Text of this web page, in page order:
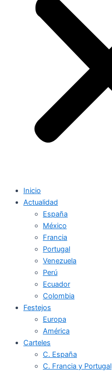
Inicio
Actualidad
España
México
Francia
Portugal
Venezuela
Perú
Ecuador
Colombia
Festejos
Europa
América
Carteles
C. España
C. Francia y Portugal